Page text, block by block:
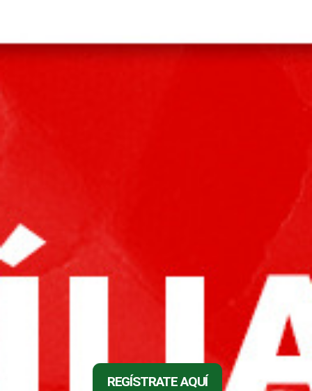
REGÍSTRATE AQUÍ